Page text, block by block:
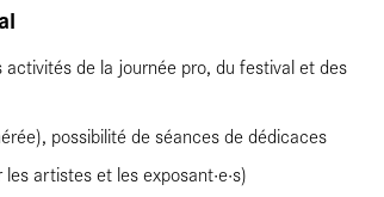
de la journée pro, du festival et des
possibilité de séances de dédicaces
artistes et les exposant·e·s)